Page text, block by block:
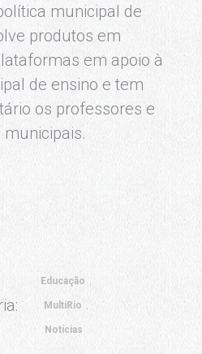
municipal de
produtos em
em apoio à
de ensino e tem
os professores e
Educação
MultiRio
Notícias